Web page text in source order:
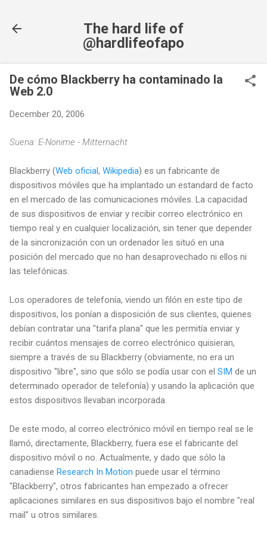
The hard life of
@hardlifeofapo
De cómo Blackberry ha contaminado la
Web 2.0
December 20, 2006
Suena: E-Nonime - Mitternacht
Blackberry (Web oficial, Wikipedia) es un fabricante de
dispositivos móviles que ha implantado un estandard de facto
en el mercado de las comunicaciones móviles. La capacidad
de sus dispositivos de enviar y recibir correo electrónico en
tiempo real y en cualquier localización, sin tener que depender
de la sincronización con un ordenador les situó en una
posición del mercado que no han desaprovechado ni ellos ni
las telefónicas.
Los operadores de telefonía, viendo un filón en este tipo de
dispositivos, los ponían a disposición de sus clientes, quienes
debían contratar una "tarifa plana" que les permitía enviar y
recibir cuántos mensajes de correo electrónico quisieran,
siempre a través de su Blackberry (obviamente, no era un
dispositivo "libre", sino que sólo se podía usar con el SIM de un
determinado operador de telefonía) y usando la aplicación que
estos dispositivos llevaban incorporada.
De este modo, al correo electrónico móvil en tiempo real se le
llamó, directamente, Blackberry, fuera ese el fabricante del
dispositivo móvil o no. Actualmente, y dado que sólo la
canadiense Research In Motion puede usar el término
"Blackberry", otros fabricantes han empezado a ofrecer
aplicaciones similares en sus dispositivos bajo el nombre "real
mail" u otros similares.